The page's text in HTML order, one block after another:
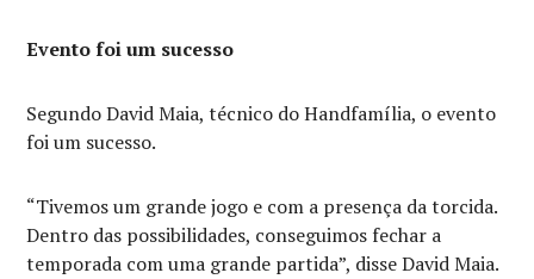
Evento foi um sucesso
Segundo David Maia, técnico do Handfamília, o evento
foi um sucesso.
“Tivemos um grande jogo e com a presença da torcida.
Dentro das possibilidades, conseguimos fechar a
temporada com uma grande partida”, disse David Maia.